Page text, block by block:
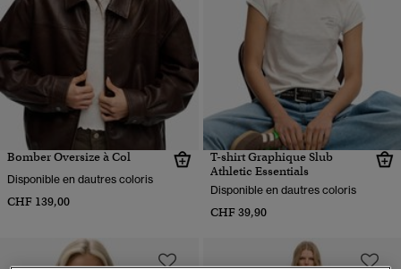
Bomber Oversize à Col
Disponible en dautres coloris
CHF 139,00
T-shirt Graphique Slub
Athletic Essentials
Disponible en dautres coloris
CHF 39,90